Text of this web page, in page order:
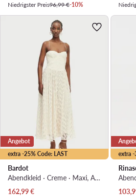
Niedrigster Preis96,99 €-10%
extra -25% Code: LAST
Angebot
Bardot
Abendkleid · Creme · Maxi, Asymmetrisch
Aktueller Preis
162,99€
extra -